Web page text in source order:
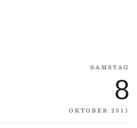
SAMSTAG
8
OKTOBER 2011